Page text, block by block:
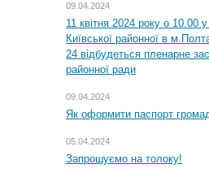
09.04.2024
11 квітня 2024 року о 10.00
Київської районної в
24 відбудеться пленарне
районної ради
09.04.2024
Як оформити паспорт
05.04.2024
Запрошуємо на толоку!